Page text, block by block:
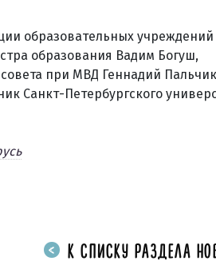
образовательных учреждений
образования Вадим Богуш,
при МВД Геннадий
Санкт-Петербургского
К СПИСКУ РАЗДЕЛА